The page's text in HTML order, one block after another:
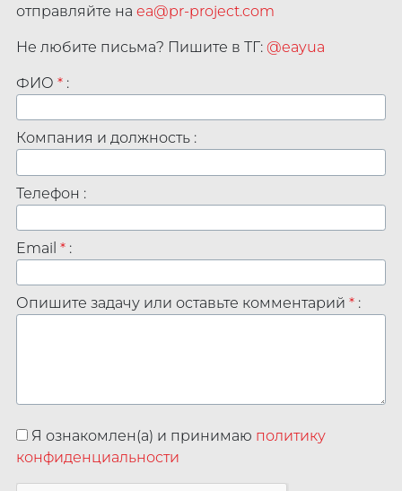
отправляйте на ea@pr-project.com
Не любите письма? Пишите в ТГ: @eayua
ФИО *:
Компания и должность :
Телефон :
Email *:
Опишите задачу или оставьте комментарий *:
Я ознакомлен(а) и принимаю политику
конфиденциальности